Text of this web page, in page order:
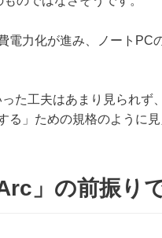
電力化が進み、ノートPC
た工夫はあまり見られず
」ための規格のように見
」の前振り